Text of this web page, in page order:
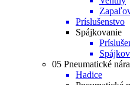
Príslušenstvo
Spájkovanie
05 Pneumatické
Hadice